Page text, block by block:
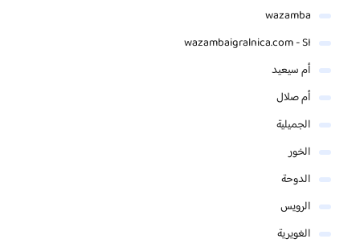
wazamba
wazambaigralnica.com - SI
أم سيعيد
أم صلال
الجميلية
الخور
الدوحة
الرويس
الغويرية